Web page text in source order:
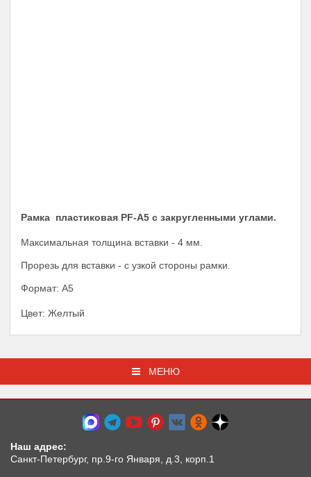
Рамка пластиковая PF-А5 с закругленными углами.
Максимальная толщина вставки - 4 мм.
Прорезь для вставки - с узкой стороны рамки.
Формат: А5
Цвет: Желтый
МЕНЮ
Наш адрес:
Санкт-Петербург, пр.9-го Января, д.3, корп.1